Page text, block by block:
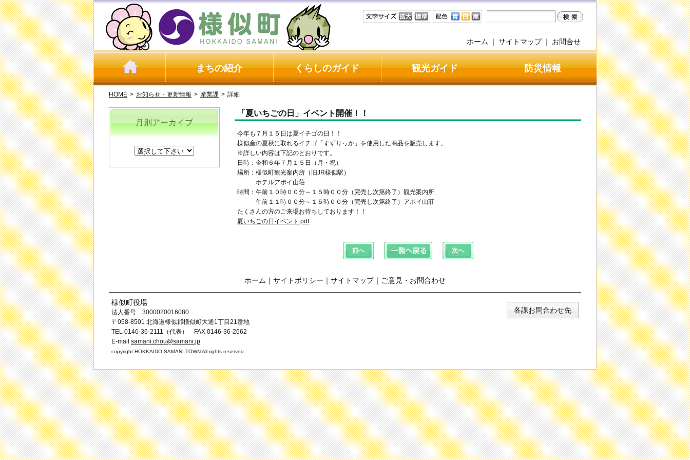
ホーム ｜ サイトマップ ｜ お問合せ
まちの紹介 くらしのガイド 観光ガイド 防災情報
HOME > お知らせ・更新情報 > 産業課 > 詳細
「夏いちごの日」イベント開催！！
今年も７月１５日は夏イチゴの日！！
様似産の夏秋に取れるイチゴ「すずりっか」を使用した商品を販売します。
※詳しい内容は下記のとおりです。
日時：令和６年７月１５日（月・祝）
場所：様似町観光案内所（旧JR様似駅）
ホテルアポイ山荘
時間：午前１０時００分～１５時００分（完売し次第終了）観光案内所
午前１１時００分～１５時００分（完売し次第終了）アポイ山荘
たくさんの方のご来場お待ちしております！！
夏いちごの日イベント.pdf
月別アーカイブ
ホーム ｜ サイトポリシー ｜ サイトマップ｜ ご意見・お問合わせ
様似町役場
法人番号 3000020016080
〒058-8501 北海道様似郡様似町大通1丁目21番地
TEL 0146-36-2111（代表） FAX 0146-36-2662
E-mail samani.chou@samani.jp
copyright HOKKAIDO SAMANI TOWN All rights reserved.
各課お問合わせ先